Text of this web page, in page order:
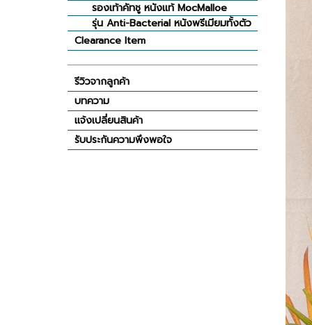
รองเท้าคัทชู หนังแท้ MocMalloe
รุ่น Anti-Bacterial หนังพรีเมียมทั้งตัว
Clearance Item
รีวิวจากลูกค้า
บทความ
แจ้งเปลี่ยนสินค้า
รับประกันความพึงพอใจ